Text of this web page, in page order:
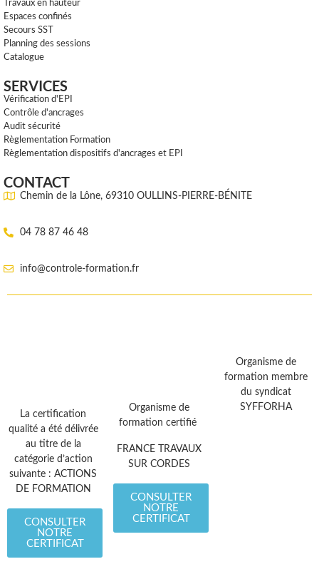
Travaux en hauteur
Espaces confinés
Secours SST
Planning des sessions
Catalogue
SERVICES
Vérification d'EPI
Contrôle d'ancrages
Audit sécurité
Règlementation Formation
Règlementation dispositifs d'ancrages et EPI
CONTACT
Chemin de la Lône, 69310 OULLINS-PIERRE-BÉNITE
04 78 87 46 48
info@controle-formation.fr
Organisme de
formation certifié
FRANCE TRAVAUX
SUR CORDES
CONSULTER
NOTRE
CERTIFICAT
Organisme de
formation membre
du syndicat
SYFFORHA
La certification
qualité a été délivrée
au titre de la
catégorie d’action
suivante : ACTIONS
DE FORMATION
CONSULTER
NOTRE
CERTIFICAT